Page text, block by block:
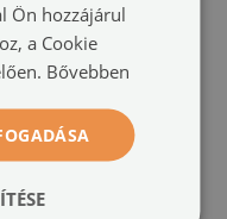
-tól: 100x50
29 900 HUF
Ön hozzájárul
a Cookie
Bővebben